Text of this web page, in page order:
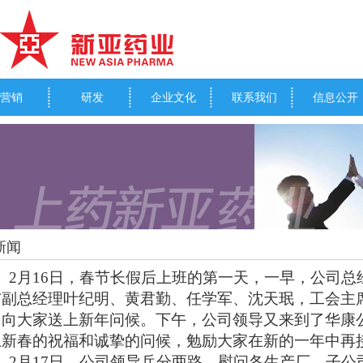
营销 研发 企业文化 联系我们 信息公开
闻
2 月 16 日，春节长假后上班的第一天，一早，公司
总经理叶纪明、黄君勤、任学军、沈天珉，工会主
大家送上新年问候。下午，公司领导又来到了华康
春的祝福和诚挚的问候，勉励大家在新的一年中再